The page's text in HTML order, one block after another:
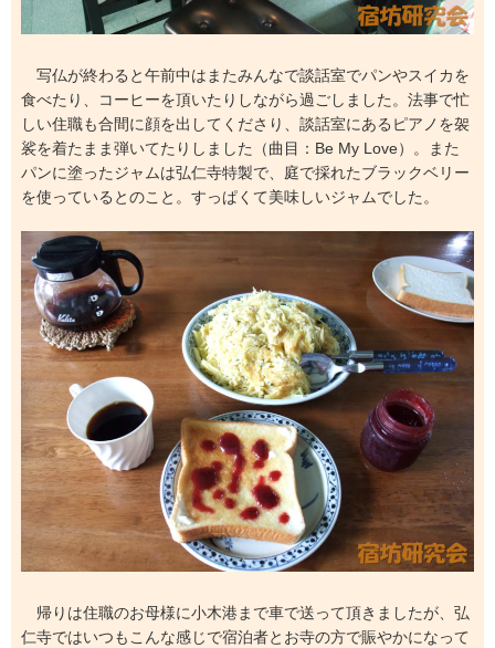
写仏が終わると午前中はまたみんなで談話室でパンやスイカを
食べたり、コーヒーを頂いたりしながら過ごしました。法事で忙
しい住職も合間に顔を出してくださり、談話室にあるピアノを袈
裟を着たまま弾いてたりしました（曲目：Be My Love）。また
パンに塗ったジャムは弘仁寺特製で、庭で採れたブラックベリー
を使っているとのこと。すっぱくて美味しいジャムでした。
帰りは住職のお母様に小木港まで車で送って頂きましたが、弘
仁寺ではいつもこんな感じで宿泊者とお寺の方で賑やかになって